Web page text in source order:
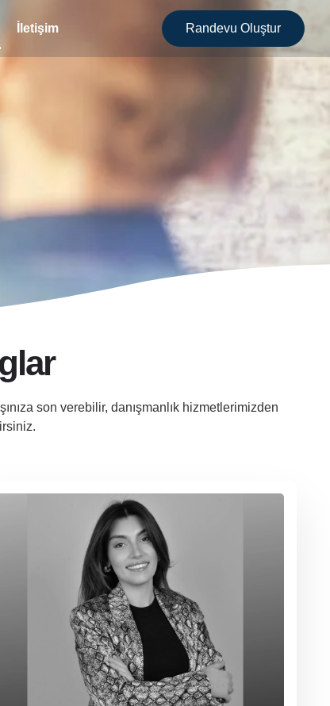
İletişim Randevu Oluştur
son verebilir, danışmanlık hizmetlerimizden